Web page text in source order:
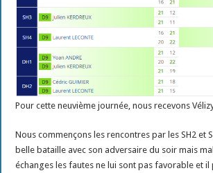
Pour cette neuvième journée, nous recevons
Nous commençons les rencontres par les SH2 et
belle bataille avec son adversaire du soir mais
échanges les fautes ne lui sont pas favorable et il